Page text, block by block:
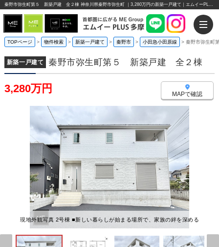
秦野市弥生町第５ 新築戸建 全２棟 神奈川県秦野市弥生町 ｜3,280万円の新築一戸建て｜エムイーPLUS多摩
TOPページ > 物件検索 > 新築一戸建て > 秦野市 > 小田急小田原線 > 秦野市弥生
新築一戸建て 秦野市弥生町第５ 新築戸建 全２棟
3,280万円 MAPで確認
現地外観写真 2号棟 ■新しい暮らしが始まる場所で、家族の絆を深める